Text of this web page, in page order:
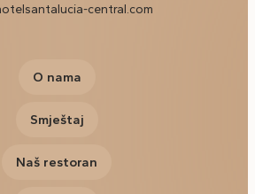
central.com
O nama
Smještaj
Naš restoran